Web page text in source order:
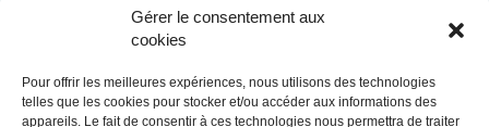
Gérer le consentement aux
cookies
Pour offrir les meilleures expériences, nous utilisons des technologies
telles que les cookies pour stocker et/ou accéder aux informations des
appareils. Le fait de consentir à ces technologies nous permettra de traiter
RESTEZ INFORMÉS !